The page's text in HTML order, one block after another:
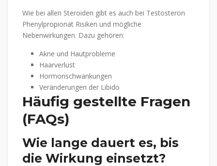
Wie bei allen Steroiden gibt es auch bei Testosteron
Phenylpropionat Risiken und mögliche
Nebenwirkungen. Dazu gehören:
Akne und Hautprobleme
Haarverlust
Hormonschwankungen
Veränderungen der Libido
Häufig gestellte Fragen
(FAQs)
Wie lange dauert es, bis
die Wirkung einsetzt?